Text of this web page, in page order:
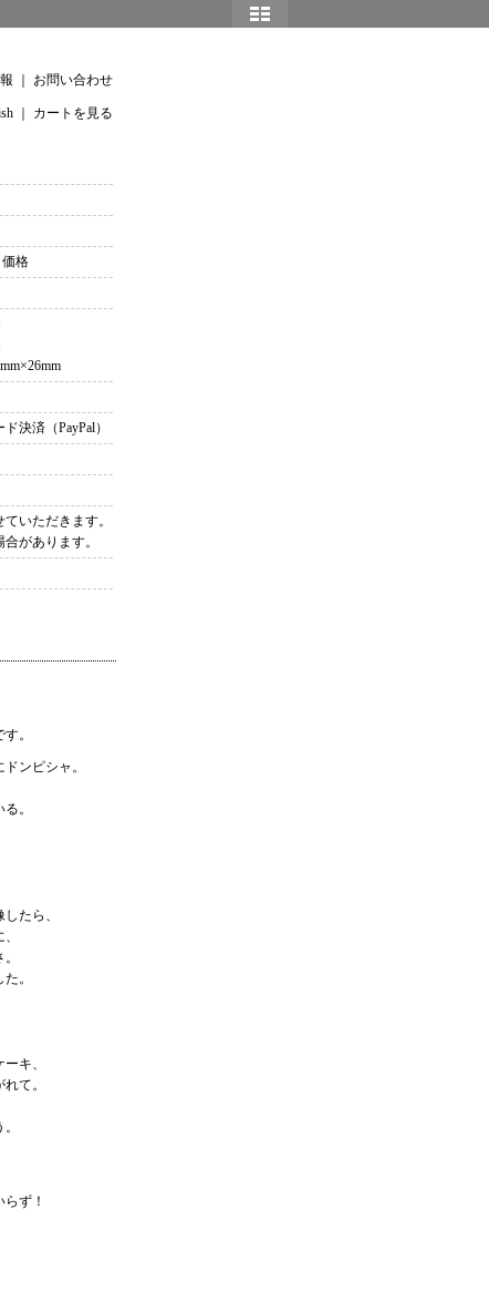
お問い合わせ
カートを見る
格
決済（PayPal）
いただきます。
があります。
。
ンピシャ。
。
たら、
。
キ、
て。
ず！